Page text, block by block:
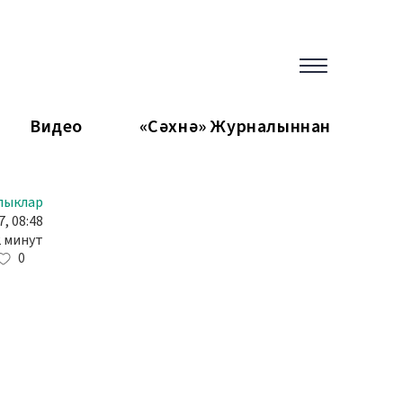
Видео «Сәхнә» Журналыннан
08:48
минут
0